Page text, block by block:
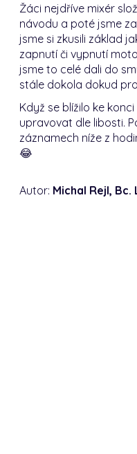
Žáci nejdříve mixér
návodu a poté jsme
jsme si zkusili základ
zapnutí či vypnutí
jsme to celé dali do
stále dokola dokud
Když se blížilo ke
upravovat dle libosti.
záznamech níže z
😂
Autor: Michal Rejl, Bc.